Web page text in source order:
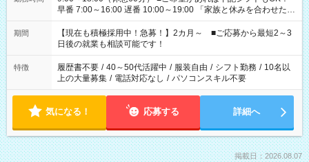
早番 7:00～16:00 遅番 10:00～19:00 「家族と休みを合わせた
い」 「余裕を持って夕飯の準備がしたい」 「できれば残業はし
たくない」 など、ご希望を教えてくださいね。 ※Wワーク希望
の方へ 今ご覧のお仕事で希望する勤務時間と、もう1つのお仕事
の勤務時間。 合計で週40時間を超える場合は応募できません。
期間
【現在も積極採用中！急募！】2カ月～ ■ご応募から最短2～3
日後の就業も相談可能です！
特徴 履歴書不要 / 40～50代活躍中 / 服装自由 / シフト勤務 / 10名以
上の大量募集 / 電話対応なし / パソコンスキル不要
気になる！ 応募する 詳細へ
掲載日：2026.08.07